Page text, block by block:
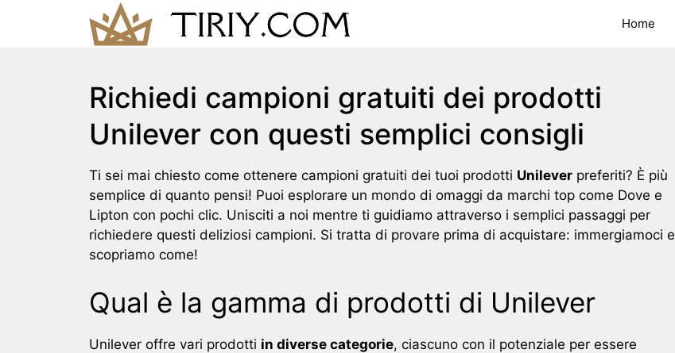
Home
Richiedi campioni gratuiti dei prodotti
Unilever con questi semplici consigli
Ti sei mai chiesto come ottenere campioni gratuiti dei tuoi prodotti Unilever preferiti? È più
semplice di quanto pensi! Puoi esplorare un mondo di omaggi da marchi top come Dove e
Lipton con pochi clic. Unisciti a noi mentre ti guidiamo attraverso i semplici passaggi per
richiedere questi deliziosi campioni. Si tratta di provare prima di acquistare: immergiamoci e
scopriamo come!
Qual è la gamma di prodotti di Unilever
Unilever offre vari prodotti in diverse categorie, ciascuno con il potenziale per essere